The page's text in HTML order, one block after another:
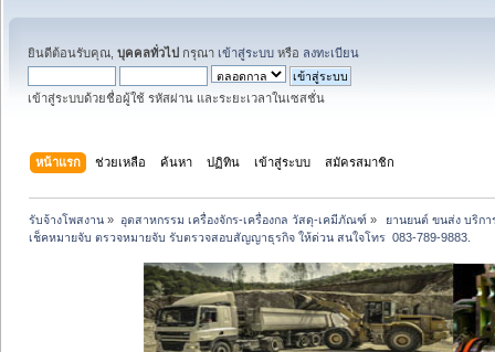
ยินดีต้อนรับคุณ, บุคคลทั่วไป กรุณา เข้าสู่ระบบ หรือ ลงทะเบียน
เข้าสู่ระบบด้วยชื่อผู้ใช้ รหัสผ่าน และระยะเวลาในเซสชั่น
หน้าแรก ช่วยเหลือ ค้นหา ปฏิทิน เข้าสู่ระบบ สมัครสมาชิก
รับจ้างโพสงาน » อุตสาหกรรม เครื่องจักร-เครื่องกล วัสดุ-เคมีภัณฑ์ »
ยานยนต์ ขนส่ง บริก
เช็คหมายจับ ตรวจหมายจับ รับตรวจสอบสัญญาธุรกิจ ให้ด่วน สนใจโทร  083-789-9883.